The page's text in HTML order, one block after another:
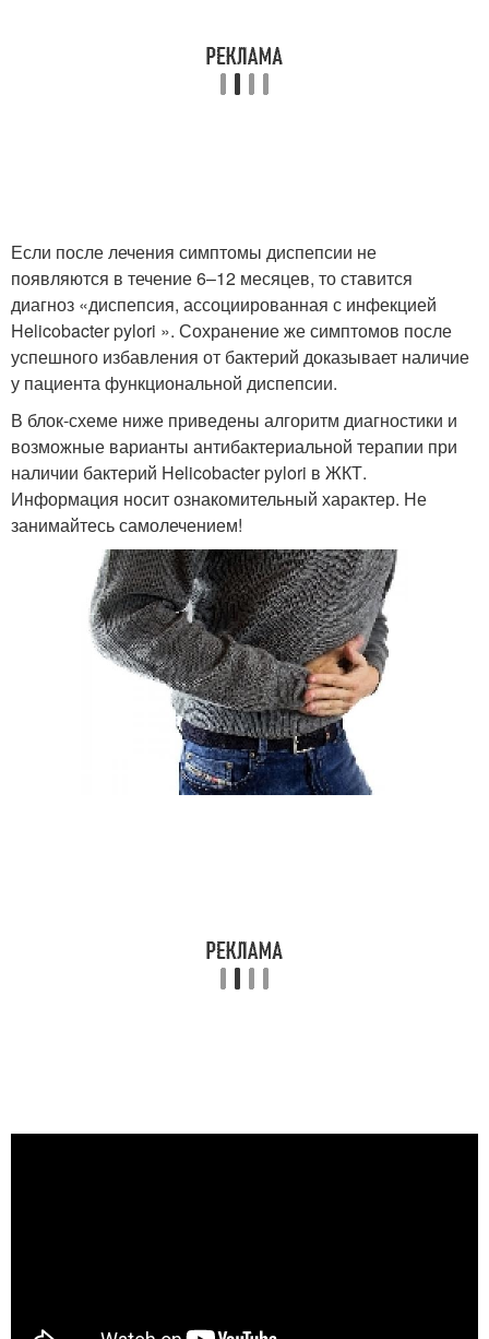
Если после лечения симптомы диспепсии не
появляются в течение 6–12 месяцев, то ставится
диагноз «диспепсия, ассоциированная с инфекцией
Helicobacter pylori ». Сохранение же симптомов после
успешного избавления от бактерий доказывает наличие
у пациента функциональной диспепсии.
В блок-схеме ниже приведены алгоритм диагностики и
возможные варианты антибактериальной терапии при
наличии бактерий Helicobacter pylori в ЖКТ.
Информация носит ознакомительный характер. Не
занимайтесь самолечением!